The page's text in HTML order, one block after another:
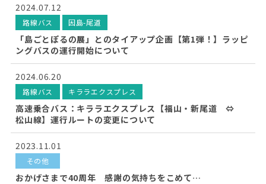
2024.07.12
路線バス 因島-尾道
「島ごとぽるの展」とのタイアップ企画【第1弾！】ラッピ
ングバスの運行開始について
2024.06.20
路線バス キララエクスプレス
高速乗合バス：キララエクスプレス【福山・新尾道 ⇔
松山線】運行ルートの変更について
2023.11.01
その他
おかげさまで40周年 感謝の気持ちをこめて…